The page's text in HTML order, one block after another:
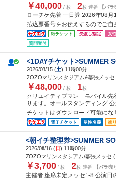
￥40,000 / 枚 2枚 連番 【バラ
ローチケ先着 一日券 2026年08月
払込票番号をお伝えするのでご自
紙チケット 受渡し指定 女
質問受付
<1DAYチケット>SUMMER
2026/08/15 (土) 11時00分
ZOZOマリンスタジアム&幕張メッセ
￥48,000 / 枚 1枚
クリエイティブマン モバイル先
ります。オールスタンディング
チケットはダウンロード可能にな
電子チケット 男性名義 塗
<朝イチ整理券>SUMMER
2026/08/16 (日) 11時00分
ZOZOマリンスタジアム/幕張メッセ (
￥3,700 / 枚 2枚 連番 【バラ売
主催者 座席未定メッセ1-8 公演日